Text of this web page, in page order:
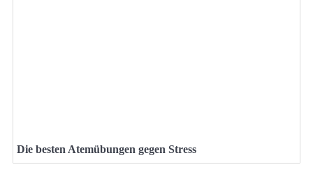
Die besten Atemübungen gegen Stress